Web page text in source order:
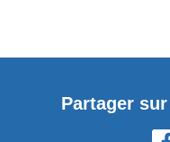
Partager